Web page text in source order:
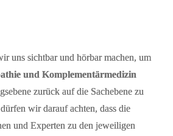
uns sichtbar und hörbar machen, um
und Komplementärmedizin
zurück auf die Sachebene zu
wir darauf achten, dass die
und Experten zu den jeweiligen